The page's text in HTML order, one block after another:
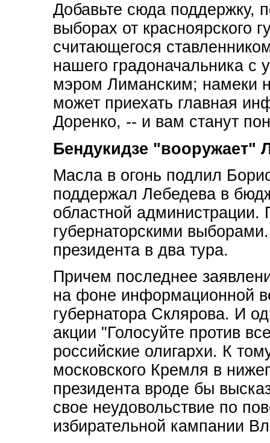
Добавьте сюда поддержку,
выборах от красноярского
считающегося
нашего градоначальника
мэром Лиманским; намеки
может приехать главная
Доренко, -- и вам станут
Бендукидзе "вооружает"
Масла в огонь подлил
поддержал Лебедева в
областной администрации.
губернаторскими
президента в два тура.
Причем последнее
на фоне информационной
губернатора Склярова. И
акции "Голосуйте против
российские олигархи. К
московского Кремля в
президента вроде бы
свое неудовольствие по
избирательной кампании